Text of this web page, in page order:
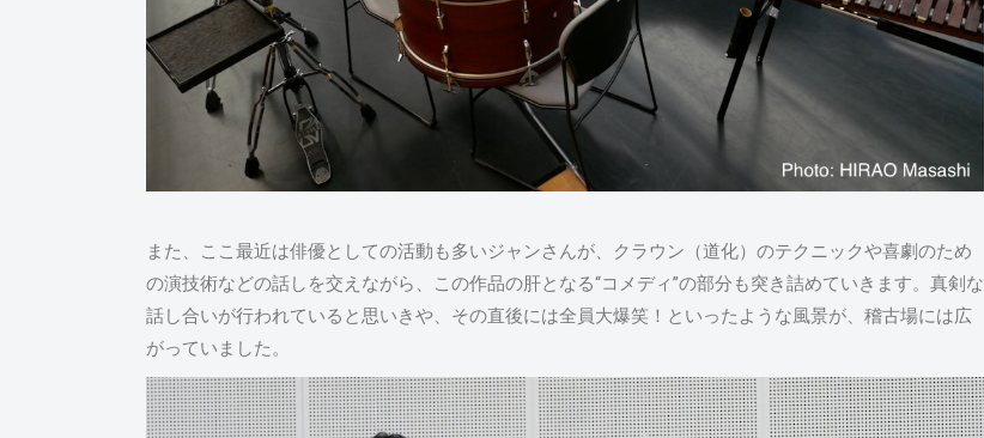
また、ここ最近は俳優としての活動も多いジャンさんが、クラウン（道化）のテクニックや喜劇のため
の演技術などの話しを交えながら、この作品の肝となる“コメディ”の部分も突き詰めていきます。真剣な
話し合いが行われていると思いきや、その直後には全員大爆笑！といったような風景が、稽古場には広
がっていました。